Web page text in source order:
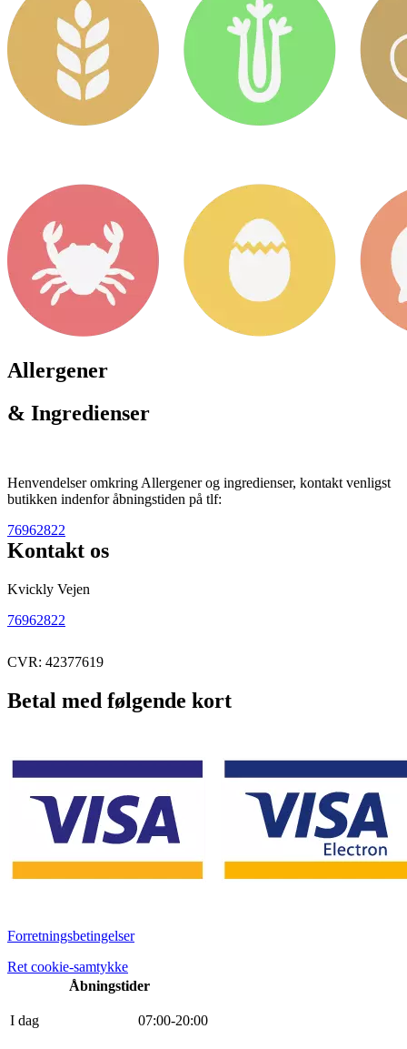
Allergener
& Ingredienser
Henvendelser omkring Allergener og ingredienser, kontakt venligst
butikken indenfor åbningstiden på tlf:
76962822
Kontakt os
Kvickly Vejen
76962822
CVR: 42377619
Betal med følgende kort
Forretningsbetingelser
Ret cookie-samtykke
Åbningstider
I dag 07:00-20:00